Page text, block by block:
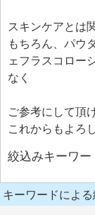
スキンケアとは
もちろん、パウ
ェフラスコロー
なく
ご参考にして頂
これからもよろ
絞込みキーワー
キーワードによ